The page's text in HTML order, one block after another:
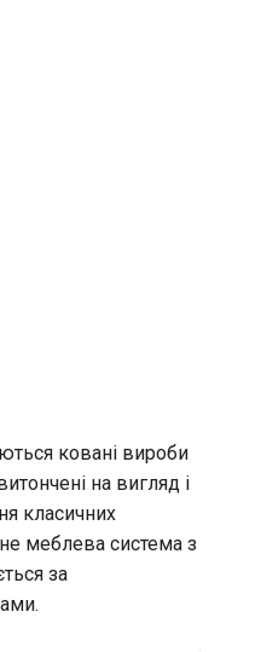
ковані вироби
на вигляд і
класичних
меблева система з
за